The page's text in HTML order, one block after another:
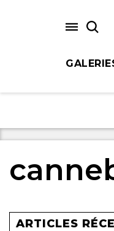
ARTICLES